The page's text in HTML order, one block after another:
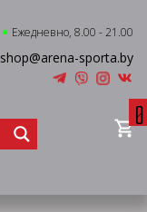
Ежедневно, 8.00 - 21.00
shop@arena-sporta.by
0